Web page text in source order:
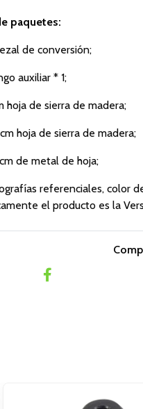
paquetes:
de conversión;
auxiliar * 1;
hoja de sierra de madera;
hoja de sierra de madera;
de metal de hoja;
referenciales, color
el producto es la